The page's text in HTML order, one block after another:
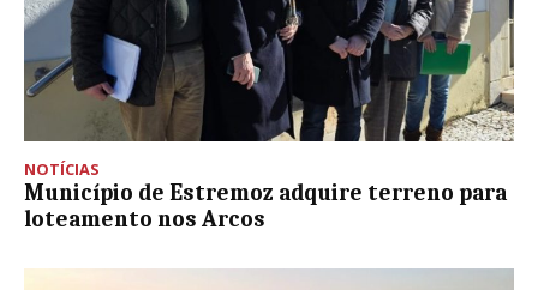
NOTÍCIAS
Município de Estremoz adquire terreno para
loteamento nos Arcos